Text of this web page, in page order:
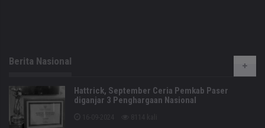
Berita Nasional
Hattrick, September Ceria Pemkab Paser
diganjar 3 Penghargaan Nasional